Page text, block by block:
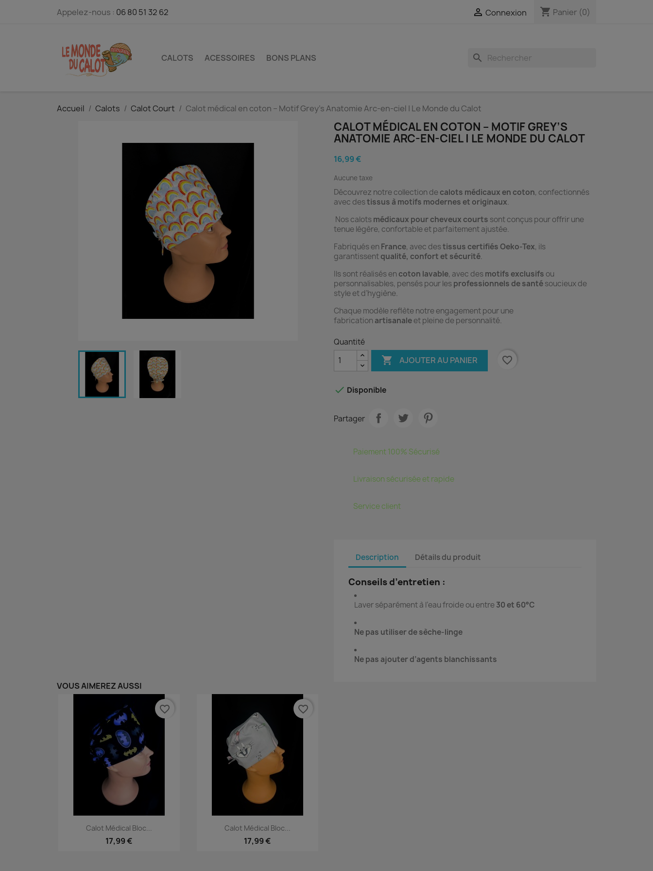
Appelez-nous : 06 80 51 32 62  Connexion shopping_cart Panier (0)
CALOTS ACESSOIRES BONS PLANS search
Accueil Calots Calot Court Calot médical en coton – Motif Grey’s Anatomie Arc-en-ciel | Le Monde du Calot
CALOT MÉDICAL EN COTON – MOTIF GREY’S
ANATOMIE ARC-EN-CIEL | LE MONDE DU CALOT
16,99 €
Aucune taxe
Découvrez notre collection decalots médicaux en coton, confectionnés
avec destissus à motifs modernes et originaux.
Nos calotsmédicaux pour cheveux courts sont conçus pour offrir une
tenue légère, confortable et parfaitement ajustée.
Fabriqués en France, avec destissus certifiés Oeko-Tex, ils
garantissentqualité, confort et sécurité.
Ils sont réalisés en coton lavable, avec desmotifs exclusifs ou
personnalisables, pensés pour lesprofessionnels de santésoucieux de
style et d’hygiène.
Chaque modèle reflète notre engagement pour une
fabrication artisanaleet pleine de personnalité.
Quantité
 AJOUTER AU PANIER favorite_border
 Disponible
Partager
Paiement 100% Sécurisé
Livraison sécurisée et rapide
Service client
Description Détails du produit
Conseils d’entretien :
Laver séparément à l’eau froide ou entre30 et 60°C
Ne pas utiliser de sèche-linge
Ne pas ajouter d’agents blanchissants
VOUS AIMEREZ AUSSI
Aperçu rapide
Calot Médical Bloc...
17,99 €
favorite_border
Aperçu rapide
Calot Médical Bloc...
17,99 €
favorite_border